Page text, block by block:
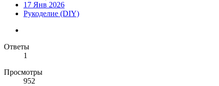
17 Янв 2026
Рукоделие (DIY)
Ответы
1
Просмотры
952